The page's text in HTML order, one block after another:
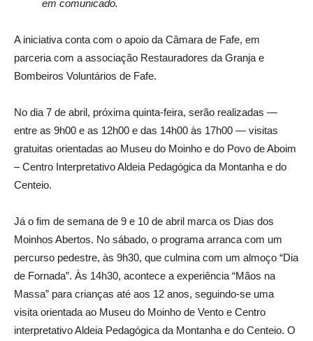
em comunicado.
A iniciativa conta com o apoio da Câmara de Fafe, em
parceria com a associação Restauradores da Granja e
Bombeiros Voluntários de Fafe.
No dia 7 de abril, próxima quinta-feira, serão realizadas —
entre as 9h00 e as 12h00 e das 14h00 às 17h00 — visitas
gratuitas orientadas ao Museu do Moinho e do Povo de Aboim
– Centro Interpretativo Aldeia Pedagógica da Montanha e do
Centeio.
Já o fim de semana de 9 e 10 de abril marca os Dias dos
Moinhos Abertos. No sábado, o programa arranca com um
percurso pedestre, às 9h30, que culmina com um almoço “Dia
de Fornada”. Às 14h30, acontece a experiência “Mãos na
Massa” para crianças até aos 12 anos, seguindo-se uma
visita orientada ao Museu do Moinho de Vento e Centro
interpretativo Aldeia Pedagógica da Montanha e do Centeio. O